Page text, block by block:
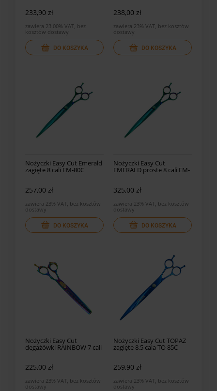
233,90 zł
zawiera 23.00% VAT, bez
kosztów dostawy
DO KOSZYKA
238,00 zł
zawiera 23% VAT, bez kosztów
dostawy
DO KOSZYKA
Nożyczki Easy Cut Emerald
zagięte 8 cali EM-80C
257,00 zł
zawiera 23% VAT, bez kosztów
dostawy
DO KOSZYKA
Nożyczki Easy Cut
EMERALD proste 8 cali EM-
325,00 zł
zawiera 23% VAT, bez kosztów
dostawy
DO KOSZYKA
Nożyczki Easy Cut
degażówki RAINBOW 7 cali
225,00 zł
zawiera 23% VAT, bez kosztów
dostawy
Nożyczki Easy Cut TOPAZ
zagięte 8,5 cala TO 85C
259,90 zł
zawiera 23% VAT, bez kosztów
dostawy